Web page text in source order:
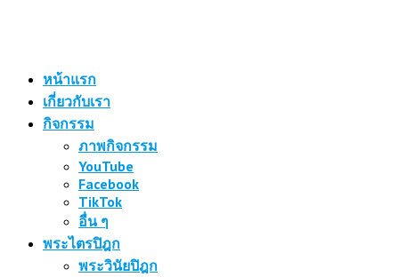
หน้าแรก
เกี่ยวกับเรา
กิจกรรม
ภาพกิจกรรม
YouTube
Facebook
TikTok
อื่น ๆ
พระไตรปิฎก
พระวินัยปิฎก